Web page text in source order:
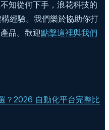
知從何下手，浪花科技的
經驗。我們樂於協助你打
品。歡迎點擊這裡與我們
？2026 自動化平台完整比